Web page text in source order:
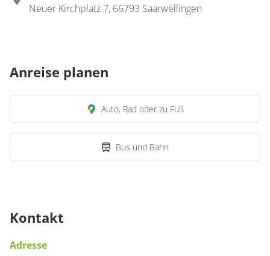
Neuer Kirchplatz 7, 66793 Saarwellingen
Anreise planen
Auto, Rad oder zu Fuß
Bus und Bahn
Kontakt
Adresse